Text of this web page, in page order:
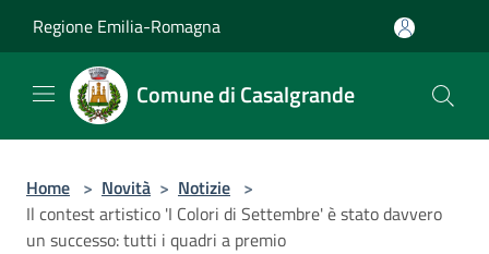
Regione Emilia-Romagna
Comune di Casalgrande
Home > Novità > Notizie >
Il contest artistico 'I Colori di Settembre' è stato davvero
un successo: tutti i quadri a premio